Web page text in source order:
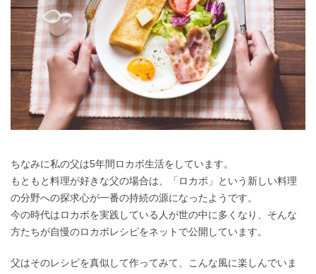
ちなみに私の父は5年間ロカボ生活をしています。
もともと料理が好きな父の場合は、「ロカボ」という新しい料理
の分野への探求心が一番の持続の源になったようです。
今の時代はロカボを実践している人が世の中に多くなり、そんな
方たちが自慢のロカボレシピをネットで公開しています。
父はそのレシピを真似して作ってみて、こんな風に楽しんでいま